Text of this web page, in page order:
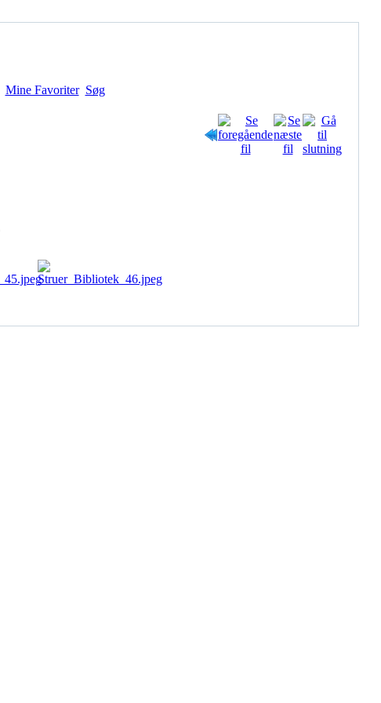
Mine Favoriter Søg